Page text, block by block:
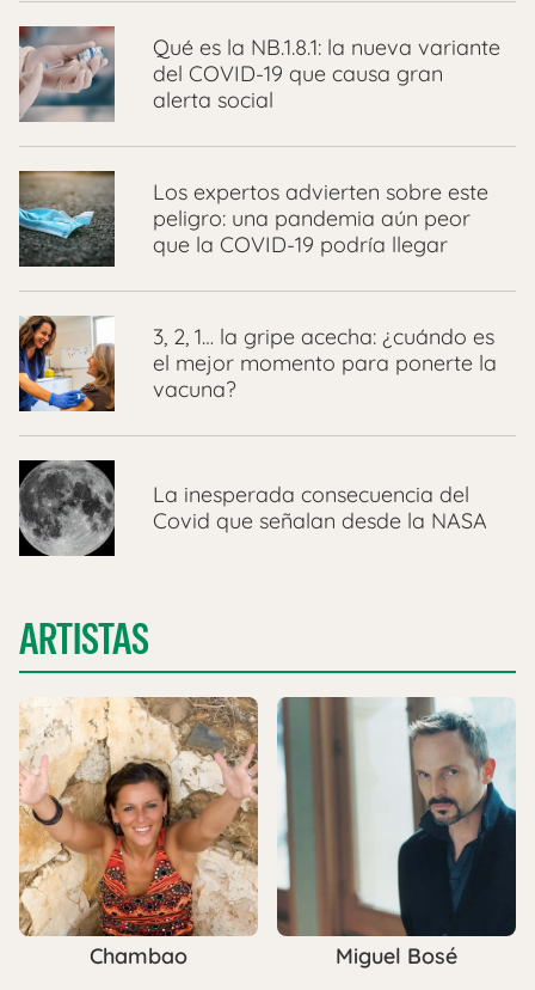
Qué es la NB.1.8.1: la nueva variante
del COVID-19 que causa gran
alerta social
Los expertos advierten sobre este
peligro: una pandemia aún peor
que la COVID-19 podría llegar
3, 2, 1… la gripe acecha: ¿cuándo es
el mejor momento para ponerte la
vacuna?
La inesperada consecuencia del
Covid que señalan desde la NASA
ARTISTAS
Chambao Miguel Bosé